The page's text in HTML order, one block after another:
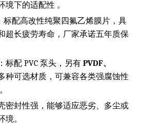
境下的适配性 。
标配高改性纯聚四氟乙烯膜片，具
超长疲劳寿命，厂家承诺五年质保
：标配 PVC 泵头，另有 PVDF、
种可选材质，可兼容各类强腐蚀性
密封性强，能够适应恶劣、多尘或
境。